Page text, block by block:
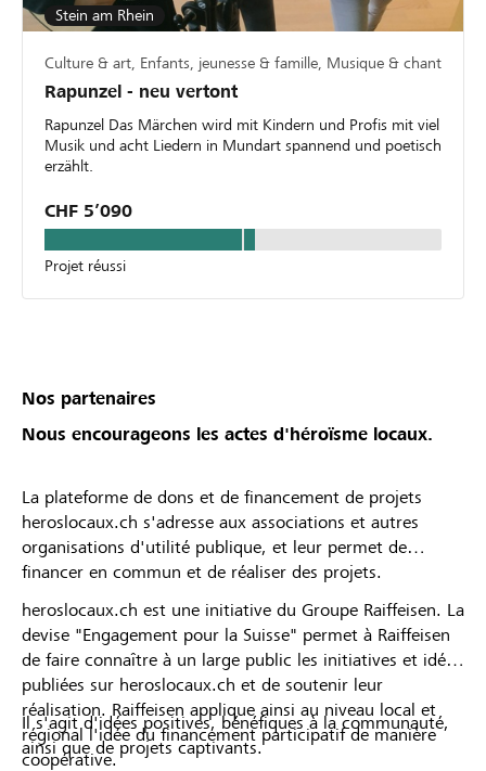
Stein am Rhein
Culture & art, Enfants, jeunesse & famille, Musique & chant
Rapunzel - neu vertont
Rapunzel Das Märchen wird mit Kindern und Profis mit viel
Musik und acht Liedern in Mundart spannend und poetisch
erzählt.
CHF 5’090
Projet réussi
Nos partenaires
Nous encourageons les actes d'héroïsme locaux.
La plateforme de dons et de financement de projets
heroslocaux.ch s'adresse aux associations et autres
organisations d'utilité publique, et leur permet de
financer en commun et de réaliser des projets.
heroslocaux.ch est une initiative du Groupe Raiffeisen. La
devise "Engagement pour la Suisse" permet à Raiffeisen
de faire connaître à un large public les initiatives et idées
publiées sur heroslocaux.ch et de soutenir leur
réalisation. Raiffeisen applique ainsi au niveau local et
régional l'idée du financement participatif de manière
coopérative.
Il s'agit d'idées positives, bénéfiques à la communauté,
ainsi que de projets captivants.